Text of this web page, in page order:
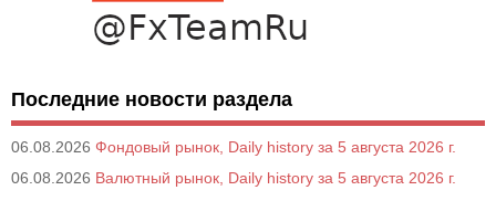
Последние новости раздела
06.08.2026 Фондовый рынок, Daily history за 5 августа 2026 г.
06.08.2026 Валютный рынок, Daily history за 5 августа 2026 г.